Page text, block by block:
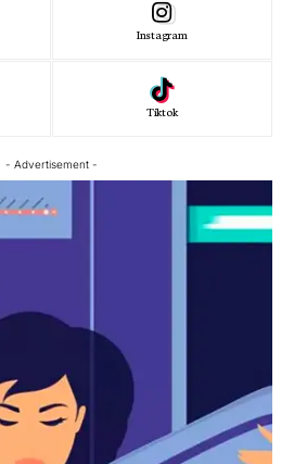
Instagram
Tiktok
- Advertisement -